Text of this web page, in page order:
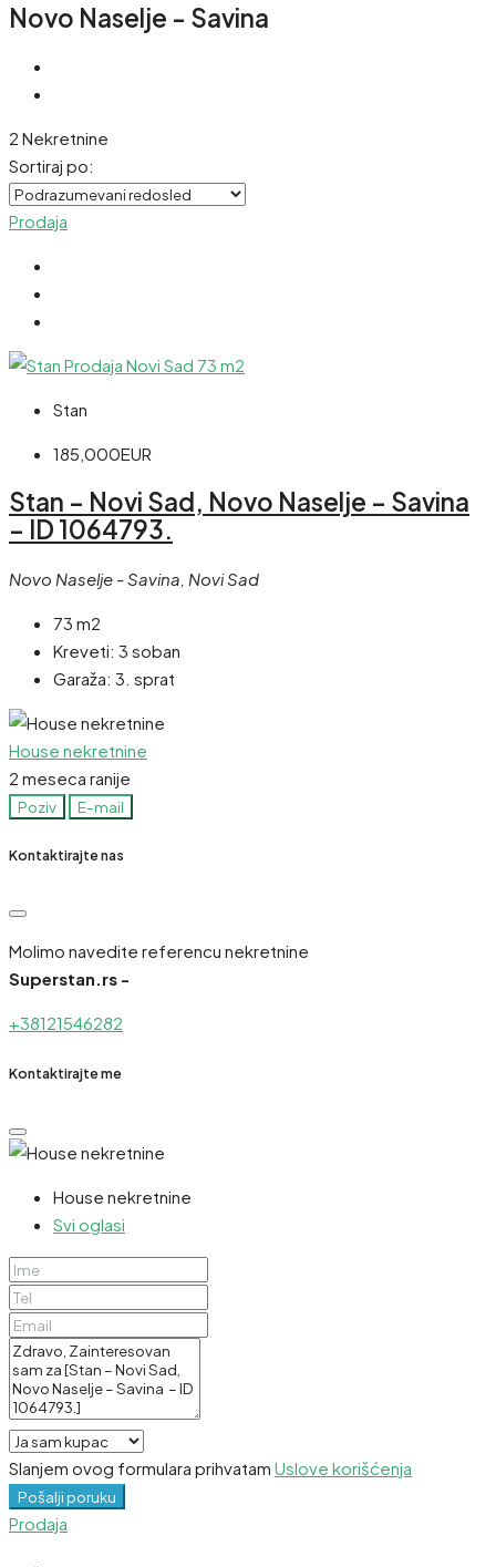
Novo Naselje - Savina
2 Nekretnine
Sortiraj po:
Prodaja
Stan
185,000EUR
Stan – Novi Sad, Novo Naselje – Savina
– ID 1064793.
Novo Naselje - Savina, Novi Sad
73 m2
Kreveti: 3 soban
Garaža: 3. sprat
House nekretnine
2 meseca ranije
Poziv E-mail
Kontaktirajte nas
Molimo navedite referencu nekretnine
Superstan.rs -
+38121546282
Kontaktirajte me
House nekretnine
Svi oglasi
Slanjem ovog formulara prihvatam Uslove korišćenja
Pošalji poruku
Prodaja